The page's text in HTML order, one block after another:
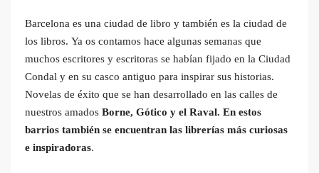
Barcelona es una ciudad de libro y también es la ciudad de
los libros. Ya os contamos hace algunas semanas que
muchos escritores y escritoras se habían fijado en la Ciudad
Condal y en su casco antiguo para inspirar sus historias.
Novelas de éxito que se han desarrollado en las calles de
nuestros amados Borne, Gótico y el Raval. En estos
barrios también se encuentran las librerías más curiosas
e inspiradoras.